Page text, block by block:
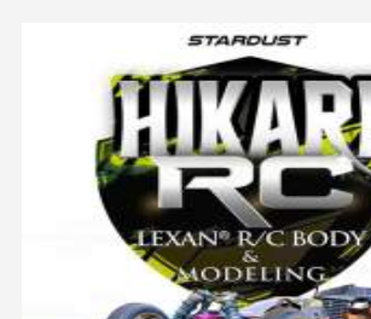
Inscription à la newsletter : 5€ de
Livraison sous 24 h en France
Livraison offerte en France métropolitaine
Paiement en 4x sans frais dès 30€